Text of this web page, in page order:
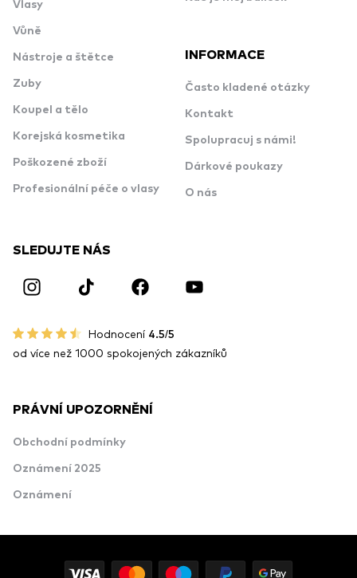
Vlasy
Vůně
Nástroje a štětce
Zuby
Koupel a tělo
Korejská kosmetika
Poškozené zboží
Profesionální péče o vlasy
INFORMACE
Často kladené otázky
Kontakt
Spolupracuj s námi!
Dárkové poukazy
O nás
SLEDUJTE NÁS
Hodnocení 4.5/5
od více než 1000 spokojených zákazníků
PRÁVNÍ UPOZORNĚNÍ
Obchodní podmínky
Oznámení 2025
Oznámení